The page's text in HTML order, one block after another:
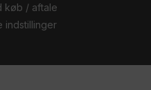
køb / aftale
indstillinger